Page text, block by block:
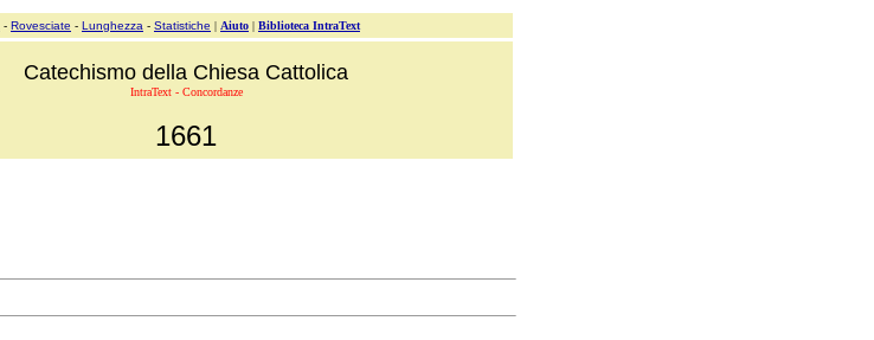
- Rovesciate - Lunghezza - Statistiche | Aiuto | Biblioteca IntraText
Catechismo della Chiesa Cattolica
IntraText - Concordanze
1661